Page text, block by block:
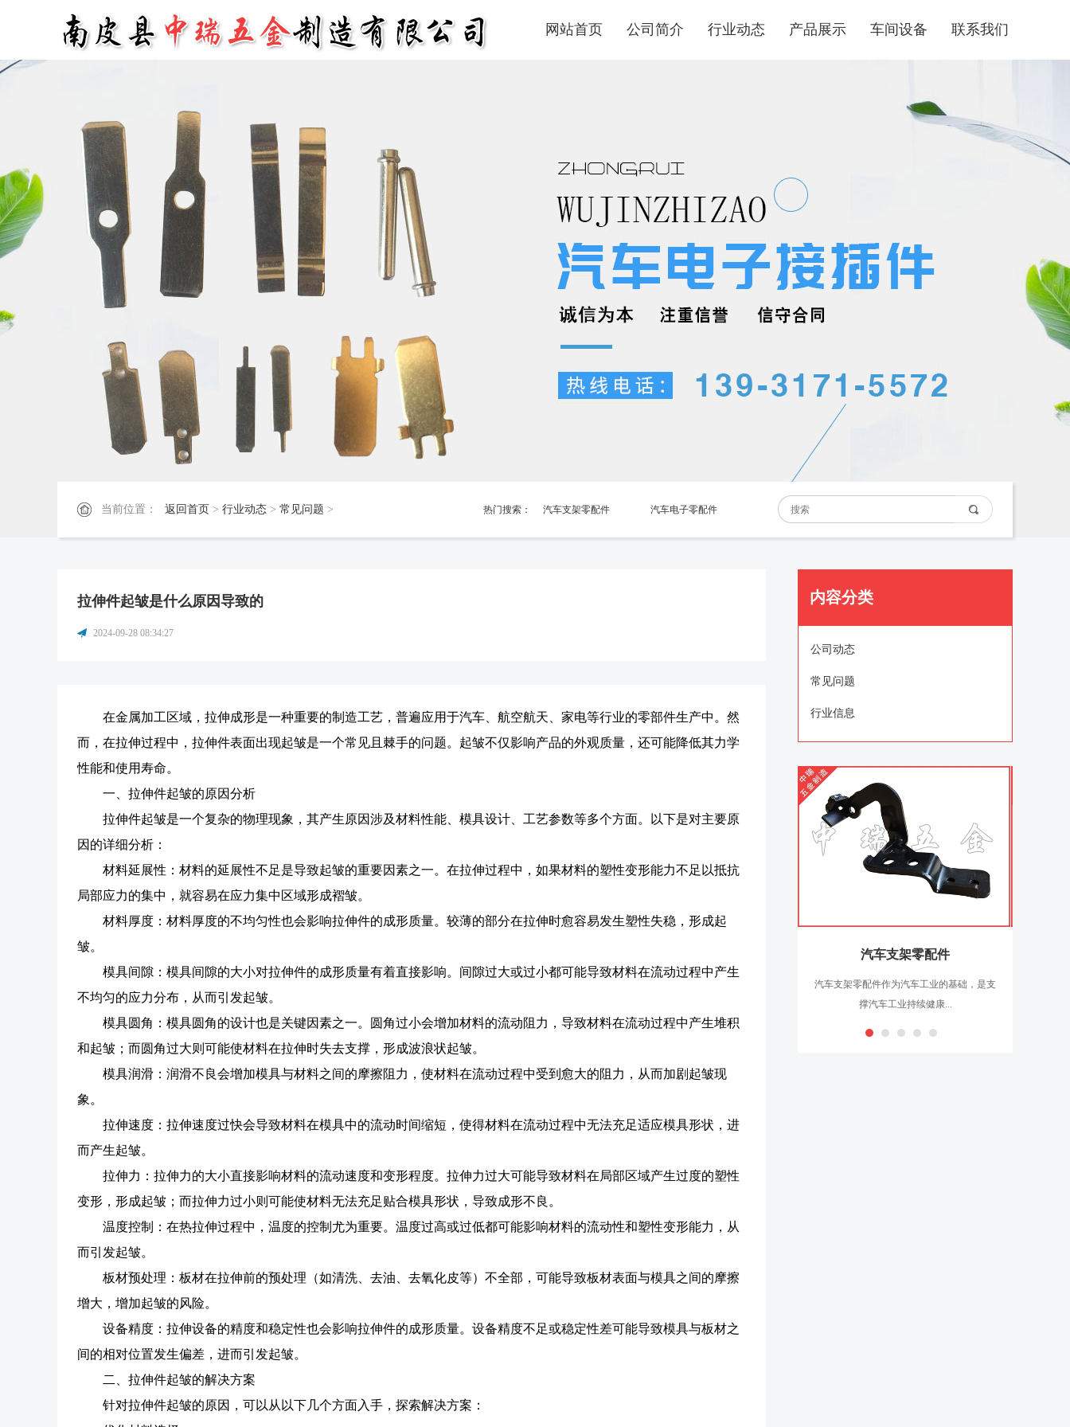
网站首页 公司简介 行业动态 产品展示 车间设备 联系我们
当前位置： 返回首页 > 行业动态 > 常见问题 > 热门搜索： 汽车支架零配件 汽车电子零配件
汽车电池弹片
拉伸件起皱是什么原因导致的
2024-09-28 08:34:27
在金属加工区域，拉伸成形是一种重要的制造工艺，普遍应用于汽车、航空航天、家电等行业的零部件生产中。然
而，在拉伸过程中，拉伸件表面出现起皱是一个常见且棘手的问题。起皱不仅影响产品的外观质量，还可能降低其力学
性能和使用寿命。
一、拉伸件起皱的原因分析
拉伸件起皱是一个复杂的物理现象，其产生原因涉及材料性能、模具设计、工艺参数等多个方面。以下是对主要原
因的详细分析：
材料延展性：材料的延展性不足是导致起皱的重要因素之一。在拉伸过程中，如果材料的塑性变形能力不足以抵抗
局部应力的集中，就容易在应力集中区域形成褶皱。
材料厚度：材料厚度的不均匀性也会影响拉伸件的成形质量。较薄的部分在拉伸时愈容易发生塑性失稳，形成起
皱。
模具间隙：模具间隙的大小对拉伸件的成形质量有着直接影响。间隙过大或过小都可能导致材料在流动过程中产生
不均匀的应力分布，从而引发起皱。
模具圆角：模具圆角的设计也是关键因素之一。圆角过小会增加材料的流动阻力，导致材料在流动过程中产生堆积
和起皱；而圆角过大则可能使材料在拉伸时失去支撑，形成波浪状起皱。
模具润滑：润滑不良会增加模具与材料之间的摩擦阻力，使材料在流动过程中受到愈大的阻力，从而加剧起皱现
象。
拉伸速度：拉伸速度过快会导致材料在模具中的流动时间缩短，使得材料在流动过程中无法充足适应模具形状，进
而产生起皱。
拉伸力：拉伸力的大小直接影响材料的流动速度和变形程度。拉伸力过大可能导致材料在局部区域产生过度的塑性
变形，形成起皱；而拉伸力过小则可能使材料无法充足贴合模具形状，导致成形不良。
温度控制：在热拉伸过程中，温度的控制尤为重要。温度过高或过低都可能影响材料的流动性和塑性变形能力，从
而引发起皱。
板材预处理：板材在拉伸前的预处理（如清洗、去油、去氧化皮等）不全部，可能导致板材表面与模具之间的摩擦
增大，增加起皱的风险。
设备精度：拉伸设备的精度和稳定性也会影响拉伸件的成形质量。设备精度不足或稳定性差可能导致模具与板材之
间的相对位置发生偏差，进而引发起皱。
二、拉伸件起皱的解决方案
针对拉伸件起皱的原因，可以从以下几个方面入手，探索解决方案：
内容分类
公司动态
常见问题
行业信息
汽车支架零配件
汽车支架零配件作为汽车工业的基础，是支
撑汽车工业持续健康...